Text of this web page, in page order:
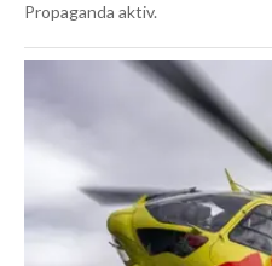
Propaganda aktiv.